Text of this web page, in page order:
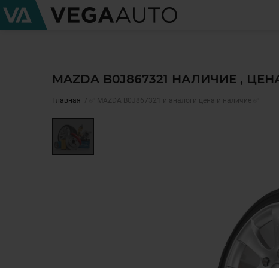
MAZDA B0J867321 НАЛИЧИЕ ,
Главная ✅ MAZDA B0J867321 и аналоги цена и наличие ✅